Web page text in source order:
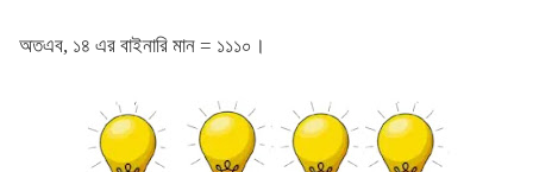
অতএব, ১৪ এর বাইনারি মান = ১১১০।